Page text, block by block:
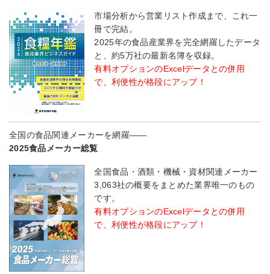
市場分析から営業リスト作成まで、これ一
冊で完結。
2025年の食品産業界を完全網羅したデータ
と、約5万社の最新名簿を収録。
有料オプションのExcelデータとの併用
で、利便性が格段にアップ！
全国の食品関連メーカーを網羅――
2025食品メーカー総覧
全国食品・酒類・機械・資材関連メーカー
3,063社の概要をまとめた業界唯一のもの
です。
有料オプションのExcelデータとの併用
で、利便性が格段にアップ！